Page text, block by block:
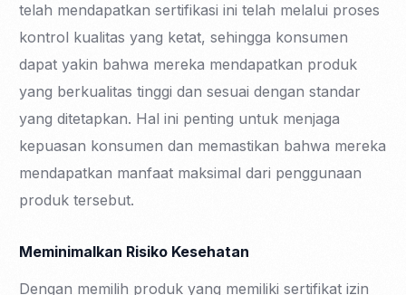
telah mendapatkan sertifikasi ini telah melalui proses
kontrol kualitas yang ketat, sehingga konsumen
dapat yakin bahwa mereka mendapatkan produk
yang berkualitas tinggi dan sesuai dengan standar
yang ditetapkan. Hal ini penting untuk menjaga
kepuasan konsumen dan memastikan bahwa mereka
mendapatkan manfaat maksimal dari penggunaan
produk tersebut.
Meminimalkan Risiko Kesehatan
Dengan memilih produk yang memiliki sertifikat izin